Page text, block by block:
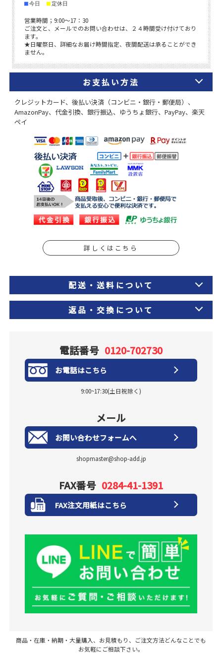
お支払い方法
クレジットカード、後払い決済（コンビニ・銀行・郵便局）、
AmazonPay、代金引換、銀行振込、ゆうちょ銀行、PayPay、楽天
ペイ
詳しくはこちら
配送・送料について
返品・交換について
電話番号 0120-702730
お電話はこちら
9:00~17:30(土日祝除く)
メール
お問い合わせフォームへ
shopmaster@shop-add.jp
FAX番号 0284-41-1391
FAX注文用紙はこちら
商品・在庫・納期・大量購入、お見積もり、ご注文方法どんなことでも
お気軽にご相談下さい。